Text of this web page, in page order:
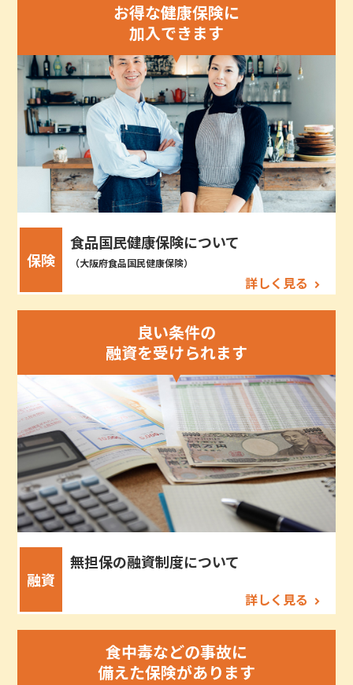
お得な健康保険に
加入できます
保険
食品国民健康保険について
（大阪府食品国民健康保険）
詳しく見る
良い条件の
融資を受けられます
融資
無担保の融資制度について
詳しく見る
食中毒などの事故に
備えた保険があります